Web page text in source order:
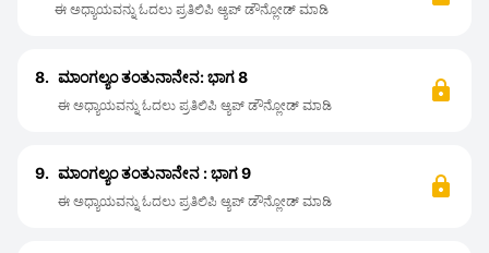
ಈ ಅಧ್ಯಾಯವನ್ನು ಓದಲು ಪ್ರತಿಲಿಪಿ ಆ್ಯಪ್ ಡೌನ್ಲೋಡ್ ಮಾಡಿ
8. ಮಾಂಗಲ್ಯಂ ತಂತುನಾನೇನ: ಭಾಗ 8
ಈ ಅಧ್ಯಾಯವನ್ನು ಓದಲು ಪ್ರತಿಲಿಪಿ ಆ್ಯಪ್ ಡೌನ್ಲೋಡ್ ಮಾಡಿ
9. ಮಾಂಗಲ್ಯಂ ತಂತುನಾನೇನ : ಭಾಗ 9
ಈ ಅಧ್ಯಾಯವನ್ನು ಓದಲು ಪ್ರತಿಲಿಪಿ ಆ್ಯಪ್ ಡೌನ್ಲೋಡ್ ಮಾಡಿ